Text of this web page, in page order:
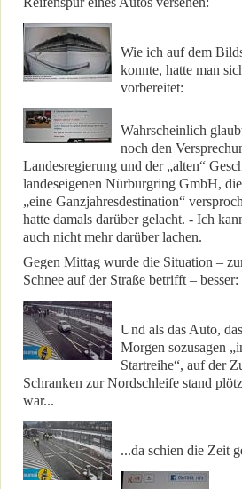
Wie ich auf dem
konnte, hatte man
vorbereitet:
Wahrscheinlich
noch den
Landesregierung und der „alten“
landeseigenen Nürburgring GmbH,
„eine Ganzjahresdestination“
hatte damals darüber gelacht. - Ich
auch nicht mehr darüber lachen.
Gegen Mittag wurde die Situation –
Schnee auf der Straße betrifft – besser:
Und als das Auto,
Morgen sozusagen
Startreihe“, auf der
Schranken zur Nordschleife stand
war...
...da schien die Zeit